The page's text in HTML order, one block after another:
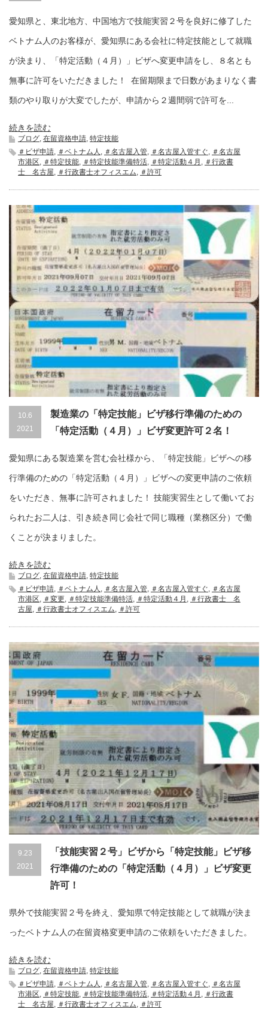
愛知県と、東北地方、中国地方で技能実習２号を良好に修了した
ベトナム人のお客様が、愛知県にある会社に特定技能として就職
が決まり、「特定活動（４月）」ビザへ変更申請をし、８名とも
無事に許可をいただきました！ 在留期限まで日数があまりなく書
類のやり取りが大変でしたが、申請から２週間弱で許可を...
続きを読む
ブログ, 在留資格申請, 特定技能
＃ビザ申請, ＃ベトナム人 , ＃名古屋入管, ＃名古屋入管すぐ, ＃名古屋
市港区, ＃特定技能, ＃特定技能準備特活, ＃特定活動４月 , ＃行政書
士 名古屋, ＃行政書士オフィスエム, ＃許可
10.6
2021
製造業の「特定技能」ビザ移行準備のための
「特定活動（４月）」ビザ変更許可２名！
愛知県にある製造業を営む会社様から、「特定技能」ビザへの移
行準備のための「特定活動（４月）」ビザへの変更申請のご依頼
をいただき、無事に許可されました！ 技能実習生として働いてお
られたお二人は、引き続き同じ会社で同じ職種（業務区分）で働
くことが決まりました。
続きを読む
ブログ, 在留資格申請, 特定技能
＃ビザ申請, ＃ベトナム人 , ＃名古屋入管, ＃名古屋入管すぐ, ＃名古屋
市港区, ＃変更, ＃特定技能準備特活, ＃特定活動４月 , ＃行政書士 名
古屋, ＃行政書士オフィスエム, ＃許可
9.23
2021
「技能実習２号」ビザから「特定技能」ビザ移
行準備のための「特定活動（４月）」ビザ変更
許可！
県外で技能実習２号を終え、愛知県で特定技能として就職が決ま
ったベトナム人の在留資格変更申請のご依頼をいただきました。
続きを読む
ブログ 在留資格申請 特定技能
＃ビザ申請
＃ベトナム人 ＃名古屋入管 ＃名古屋入管すぐ
＃名古屋
市港区
＃特定技能 ＃特定技能準備特活 ＃特定活動４月
＃行政書
士 名古屋
＃行政書士オフィスエム ＃許可